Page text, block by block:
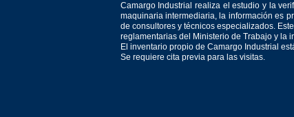
Camargo Industrial realiza el estudio y la
maquinaria intermediaria, la información es
de consultores y técnicos especializados.
reglamentarias del Ministerio de Trabajo y la
El inventario propio de Camargo Industrial
Se requiere cita previa para las visitas.